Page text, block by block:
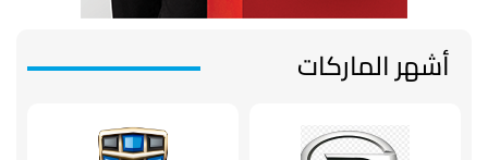
أشهر الماركات